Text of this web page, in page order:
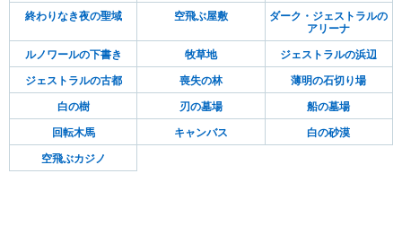
終わりなき夜の聖域 空飛ぶ屋敷
ダーク・ジェストラルの
アリーナ
ルノワールの下書き 牧草地 ジェストラルの浜辺
ジェストラルの古都 喪失の林 薄明の石切り場
白の樹 刃の墓場 船の墓場
回転木馬 キャンバス 白の砂漠
空飛ぶカジノ